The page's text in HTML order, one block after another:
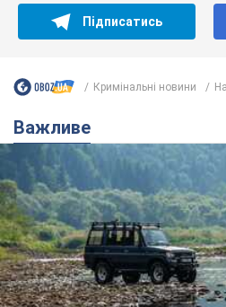
Підписатись
Кримінальні новини
Важливе